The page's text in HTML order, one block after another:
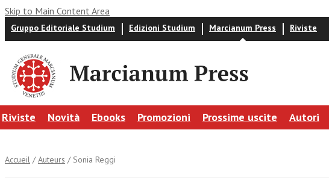
Skip to Main Content Area
Gruppo Editoriale Studium Edizioni Studium Marcianum Press Riviste
Riviste Novità Ebooks Promozioni Prossime uscite Autori
Accueil /Auteurs / Sonia Reggi